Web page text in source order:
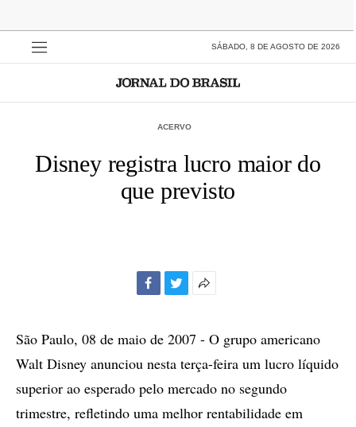
SÁBADO, 8 DE AGOSTO DE 2026
ACERVO
Disney registra lucro maior do
que previsto
compartilhamento
São Paulo, 08 de maio de 2007 - O grupo americano
Walt Disney anunciou nesta terça-feira um lucro líquido
superior ao esperado pelo mercado no segundo
trimestre, refletindo uma melhor rentabilidade em